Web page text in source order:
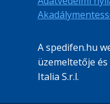
File
A spedifen.hu
üzemeltetője
Italia S.r.l.